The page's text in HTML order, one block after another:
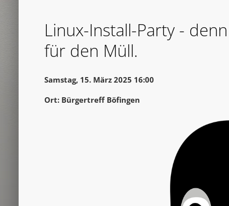
Linux-Install-Party -
für den Müll.
Samstag, 15. März 2025 16:00
Ort: Bürgertreff Böfingen